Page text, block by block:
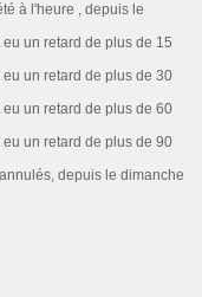
à l'heure , depuis le
un retard de plus de 15
un retard de plus de 30
un retard de plus de 60
un retard de plus de 90
depuis le dimanche